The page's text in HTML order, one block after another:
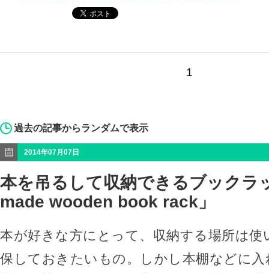
1
過去の記事からランダムで表示
2014年07月07日
本を吊るして収納できるブックラ
made wooden book rack」
本が好きな方にとって、収納する場所は
保しておきたいもの。しかし本棚などに